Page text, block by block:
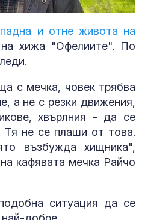
:
и отне живота на
хижа "Офелиите". По
с мечка, човек трябва
а не с резки движения,
хвърлния - да се
Тя не се плаши от това.
възбужда хищника",
кафявата мечка Райчо
ситуация да се